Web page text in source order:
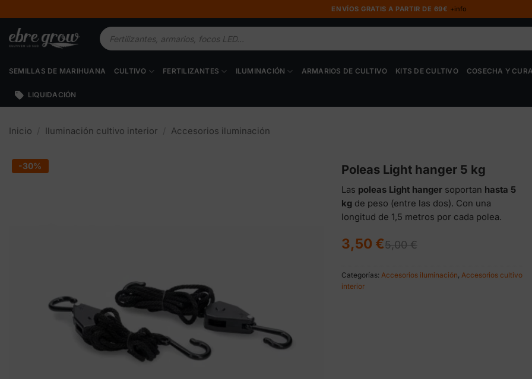
al
contenido
ENVÍOS GRATIS A PARTIR DE 69€ +info
Búsqueda
de
productos
SEMILLAS DE MARIHUANA CULTIVO FERTILIZANTES ILUMINACIÓN ARMARIOS DE CULTIVO KITS DE CULTIVO COSECHA Y
LIQUIDACIÓN
Inicio Iluminación cultivo interior Accesorios iluminación
-30% Poleas Light hanger 5 kg
Las poleas Light hanger soportan hasta 5
kg de peso (entre las dos). Con una
longitud de 1,5 metros por cada polea.
5,00€
El
precio
era:
5,00 €.
3,50 €
El
precio
es:
3,50 €.
Categorías: Accesorios iluminación, Accesorios cultivo
interior